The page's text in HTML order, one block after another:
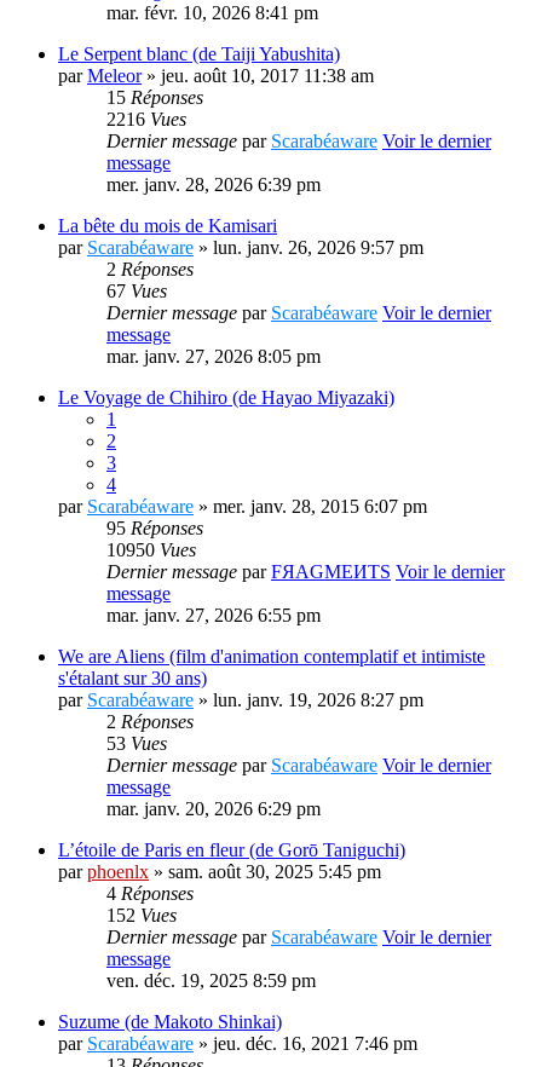
mar. févr. 10, 2026 8:41 pm
Le Serpent blanc (de Taiji Yabushita)
parMeleor» jeu. août 10, 2017 11:38 am
15 Réponses
2216 Vues
Dernier message par Scarabéaware Voir le dernier
message
mer. janv. 28, 2026 6:39 pm
La bête du mois de Kamisari
par Scarabéaware » lun. janv. 26, 2026 9:57 pm
2 Réponses
67 Vues
Dernier message par Scarabéaware Voir le dernier
message
mar. janv. 27, 2026 8:05 pm
Le Voyage de Chihiro (de Hayao Miyazaki)
1
2
3
4
par Scarabéaware » mer. janv. 28, 2015 6:07 pm
95 Réponses
10950 Vues
Dernier message parFЯAGMEИTS Voir le dernier
message
mar. janv. 27, 2026 6:55 pm
We are Aliens (film d'animation contemplatif et intimiste
s'étalant sur 30 ans)
par Scarabéaware » lun. janv. 19, 2026 8:27 pm
2 Réponses
53 Vues
Dernier message par Scarabéaware Voir le dernier
message
mar. janv. 20, 2026 6:29 pm
L’étoile de Paris en fleur (de Gorō Taniguchi)
parphoenlx » sam. août 30, 2025 5:45 pm
4 Réponses
152 Vues
Dernier message par Scarabéaware Voir le dernier
message
ven. déc. 19, 2025 8:59 pm
Suzume (de Makoto Shinkai)
par Scarabéaware » jeu. déc. 16, 2021 7:46 pm